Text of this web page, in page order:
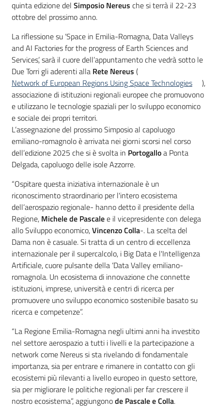
quinta edizione del Simposio Nereus che si terrà il 22-23
ottobre del prossimo anno.
La riflessione su ‘Space in Emilia-Romagna, Data Valleys
and AI Factories for the progress of Earth Sciences and
Services’, sarà il cuore dell’appuntamento che vedrà sotto le
Due Torri gli aderenti alla Rete Nereus (
Network of European Regions Using Space Technologies
),
associazione di istituzioni regionali europee che promuovono
e utilizzano le tecnologie spaziali per lo sviluppo economico
e sociale dei propri territori.
L’assegnazione del prossimo Simposio al capoluogo
emiliano-romagnolo è arrivata nei giorni scorsi nel corso
dell’edizione 2025 che si è svolta in Portogalloa Ponta
Delgada, capoluogo delle isole Azzorre.
“Ospitare questa iniziativa internazionale è un
riconoscimento straordinario per l'intero ecosistema
dell’aerospazio regionale- hanno detto il presidente della
Regione, Michele de Pascalee il vicepresidente con delega
allo Sviluppo economico,Vincenzo Colla-. La scelta del
Dama non è casuale. Si tratta di un centro di eccellenza
internazionale per il supercalcolo, i Big Data e l'Intelligenza
Artificiale, cuore pulsante della ‘Data Valley emiliano-
romagnola. Un ecosistema di innovazione che connette
istituzioni, imprese, università e centri di ricerca per
promuovere uno sviluppo economico sostenibile basato su
ricerca e competenze”.
“La Regione Emilia-Romagna negli ultimi anni ha investito
nel settore aerospazio a tutti i livelli e la partecipazione a
network come Nereus si sta rivelando di fondamentale
importanza, sia per entrare e rimanere in contatto con gli
ecosistemi più rilevanti a livello europeo in questo settore,
sia per migliorare le politiche regionali per far crescere il
nostro ecosistema”, aggiungonode Pascale e Colla.